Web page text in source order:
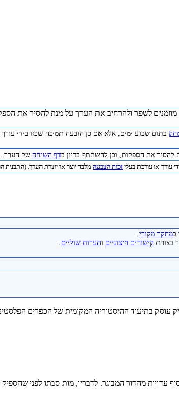
לשפר ולהרחיב את הערך על מנת להסיר את
בתום שבוע ימים, אלא אם כן הובעה תמיכה שכזו בידי
את הספקות, וכן להשתתף בדיון בדף השיחה של הערך.
עורך או עורכת בעלי זכות הצבעה מלבד יוצר או יוצרת הערך. (התבנית הוצבה
במחקר מקורי.
בצורת קישורים חיצוניים והערות שוליים.
שבגליל. חאיק עוסק בתיעוד ההיסטוריה המקומית של